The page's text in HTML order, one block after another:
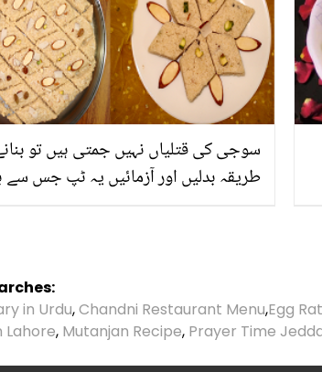
سوجی کی قتلیاں نہیں جمتی ہیں تو
طریقہ بدلیں اور آزمائیں یہ ٹپ جس سے
in Urdu,Chandni Restaurant Menu,Egg
Lahore, Mutanjan Recipe, Prayer Time